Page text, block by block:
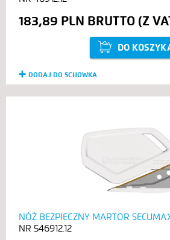
183,89 PLN
DO
DODAJ DO SCHOWKA
NÓŻ BEZPIECZNY MARTOR
546912.12